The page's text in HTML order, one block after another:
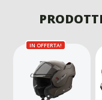
IN OFFERTA!